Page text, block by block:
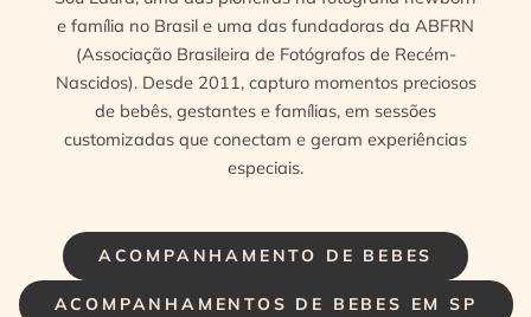
ACOMPANHAMENTO DE BEBES
ACOMPANHAMENTOS DE BEBES EM SP
e família no Brasil e uma das fundadoras da ABFRN
(Associação Brasileira de Fotógrafos de Recém-
Nascidos). Desde 2011, capturo momentos preciosos
de bebês, gestantes e famílias, em sessões
customizadas que conectam e geram experiências
especiais.